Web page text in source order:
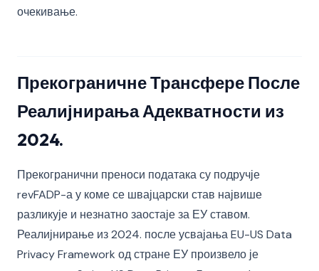
очекивање.
Прекограничне Трансфере После
Реалијнирања Адекватности из
2024.
Прекогранични преноси података су подручје
revFADP-а у коме се швајцарски став највише
разликује и незнатно заостаје за ЕУ ставом.
Реалијнирање из 2024. после усвајања EU-US Data
Privacy Framework од стране ЕУ произвело је